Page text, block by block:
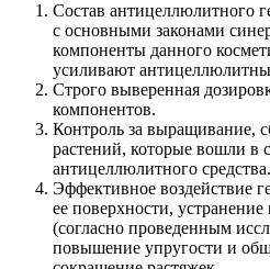
Состав антицеллюлитного
с основными законами
компоненты данного
усиливают
Строго выверенная
компонентов.
Контроль за выращивание,
растений, которые вошли в
антицеллюлитного средства.
Эффективное воздействие
ее поверхности,
(согласно проведенным
повышение упругости и